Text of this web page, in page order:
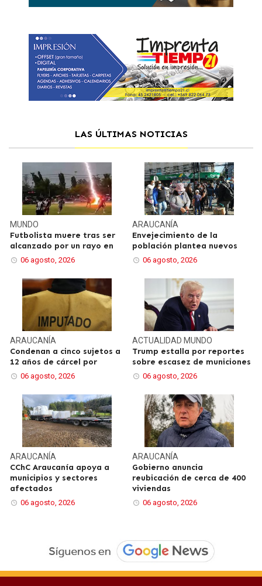
LAS ÚLTIMAS NOTICIAS
MUNDO
Futbolista muere tras ser
alcanzado por un rayo en
06 agosto, 2026
ARAUCANÍA
Envejecimiento de la
población plantea nuevos
06 agosto, 2026
ARAUCANÍA
Condenan a cinco sujetos a
12 años de cárcel por
06 agosto, 2026
ACTUALIDAD MUNDO
Trump estalla por reportes
sobre escasez de municiones
06 agosto, 2026
ARAUCANÍA
CChC Araucanía apoya a
municipios y sectores
afectados
06 agosto, 2026
ARAUCANÍA
Gobierno anuncia
reubicación de cerca de 400
viviendas
06 agosto, 2026